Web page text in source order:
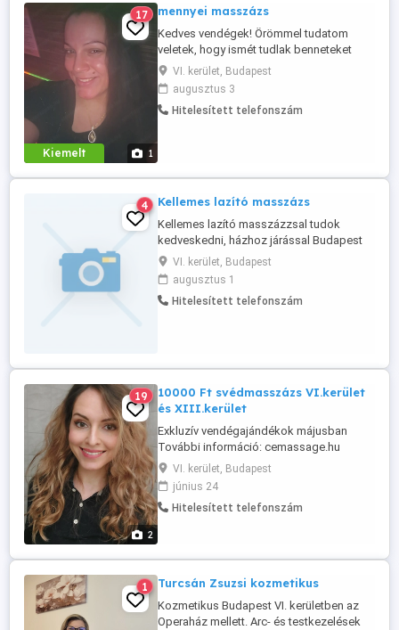
Kiemelt 1
17 mennyei masszázs
Kedves vendégek! Örömmel tudatom
veletek, hogy ismét tudlak benneteket
fogadni. Szép, tiszta és nagyon kellemes
környezetben tudtok a kezeim között el
lazulni. Természetesen a zuhanyzási
lehetőség adott. A nagy melegben hideg
VI. kerület, Budapest
augusztus 3
Hitelesített telefonszám
4 Kellemes lazító masszázs
Kellemes lazító masszázzsal tudok
kedveskedni, házhoz járással Budapest
területén, előre eggyeztetve. Vidékre nem
áll módomban utazni! Csak lazító
masszázs lehetséges, egészséges
embereknek. Lehetséges 60,90,120
VI. kerület, Budapest
augusztus 1
Hitelesített telefonszám
2
19
10000 Ft svédmasszázs VI.kerület
és XIII.kerület
Exkluzív vendégajándékok májusban
További információ: cemassage.hu
cemassage wwwpontcemassageponthu
VI. kerület, Budapest
június 24
Hitelesített telefonszám
1 Turcsán Zsuzsi kozmetikus
Kozmetikus Budapest VI. kerületben az
Operaház mellett. Arc- és testkezelések